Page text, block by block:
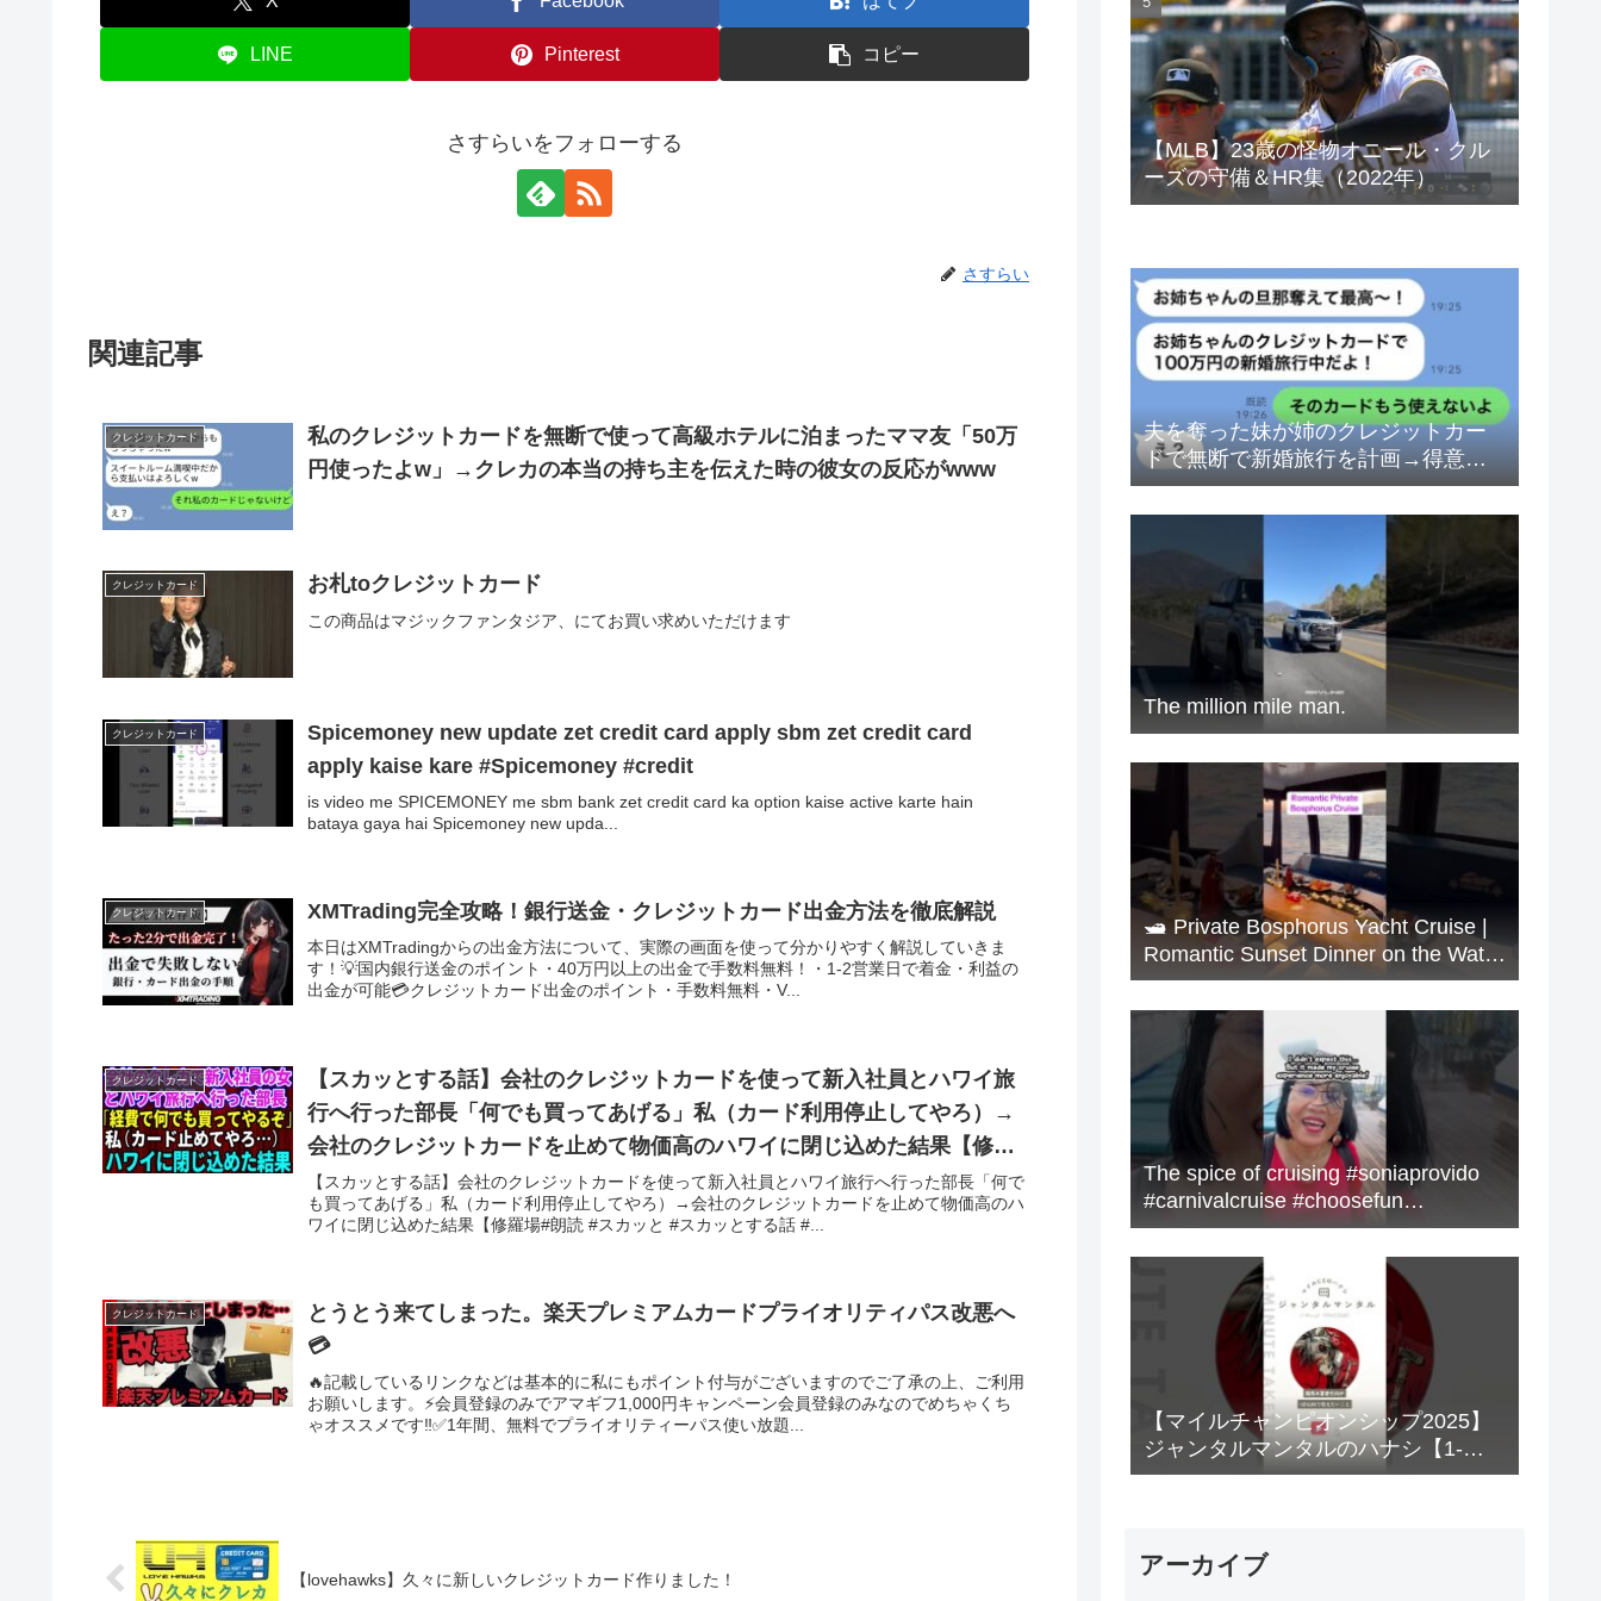
LINE Pinterest コピー
さすらいをフォローする
さすらい
関連記事
クレジットカード
私のクレジットカードを無断で使って高級ホテルに泊まったママ友「50万
円使ったよw」→クレカの本当の持ち主を伝えた時の彼女の反応がwww
クレジットカード お札toクレジットカード
この商品はマジックファンタジア、にてお買い求めいただけます
クレジットカード
Spicemoney new update zet credit card apply sbm zet credit card
apply kaise kare #Spicemoney #credit
is video me SPICEMONEY me sbm bank zet credit card ka option kaise active karte hain
bataya gaya hai Spicemoney new upda...
クレジットカード XMTrading完全攻略！銀行送金・クレジットカード出金方法を徹底解説
本日はXMTradingからの出金方法について、実際の画面を使って分かりやすく解説していきま
す！💡国内銀行送金のポイント・40万円以上の出金で手数料無料！・1-2営業日で着金・利益の
出金が可能💳クレジットカード出金のポイント・手数料無料・V...
クレジットカード
【スカッとする話】会社のクレジットカードを使って新入社員とハワイ旅
行へ行った部長「何でも買ってあげる」私（カード利用停止してやろ）→
会社のクレジットカードを止めて物価高のハワイに閉じ込めた結果【修羅
場
【スカッとする話】会社のクレジットカードを使って新入社員とハワイ旅行へ行った部長「何で
も買ってあげる」私（カード利用停止してやろ）→会社のクレジットカードを止めて物価高のハ
ワイに閉じ込めた結果【修羅場#朗読 #スカッと #スカッとする話 #...
クレジットカード
とうとう来てしまった。楽天プレミアムカードプライオリティパス改悪へ
💳
🔥記載しているリンクなどは基本的に私にもポイント付与がございますのでご了承の上、ご利用
お願いします。⚡️会員登録のみでアマギフ1,000円キャンペーン会員登録のみなのでめちゃくち
ゃオススメです‼️✅1年間、無料でプライオリティーパス使い放題...
【lovehawks】久々に新しいクレジットカード作りました！
ベトナムドン イラクディナール
【MLB】23歳の怪物オニール・クル
ーズの守備＆HR集（2022年）
夫を奪った妹が姉のクレジットカー
ドで無断で新婚旅行を計画→得意げ
な妹に「カードは解約したから」と
伝えた時の反応が…ｗ
The million mile man.
🛥️ Private Bosphorus Yacht Cruise |
Romantic Sunset Dinner on the Water
🇹🇷✨
The spice of cruising #soniaprovido
#carnivalcruise #choosefun
#adventure #cruise #fun
【マイルチャンピオンシップ2025】
ジャンタルマンタルのハナシ【1-
MINUTE】#競馬
アーカイブ